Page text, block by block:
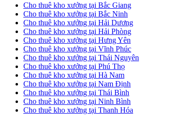
Cho thuê kho xưởng tại Bắc Giang
Cho thuê kho xưởng tại Bắc Ninh
Cho thuê kho xưởng tại Hải Dương
Cho thuê kho xưởng tại Hải Phòng
Cho thuê kho xưởng tại Hưng Yên
Cho thuê kho xưởng tại Vĩnh Phúc
Cho thuê kho xưởng tại Thái Nguyên
Cho thuê kho xưởng tại Phú Thọ
Cho thuê kho xưởng tại Hà Nam
Cho thuê kho xưởng tại Nam Định
Cho thuê kho xưởng tại Thái Bình
Cho thuê kho xưởng tại Ninh Bình
Cho thuê kho xưởng tại Thanh Hóa